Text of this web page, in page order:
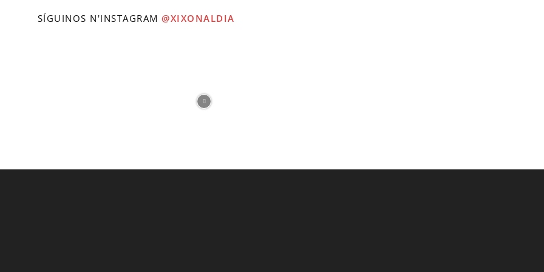
SÍGUINOS N'INSTAGRAM @XIXONALDIA